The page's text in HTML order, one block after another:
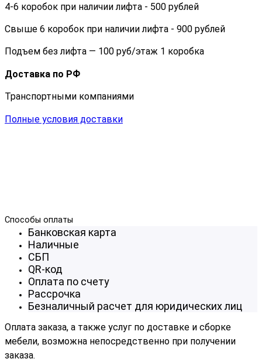
4-6 коробок при наличии лифта - 500 рублей
Свыше 6 коробок при наличии лифта - 900 рублей
Подъем без лифта — 100 руб/этаж 1 коробка
Доставка по РФ
Транспортными компаниями
Полные условия доставки
Способы оплаты
Банковская карта
Наличные
СБП
QR-код
Оплата по счету
Рассрочка
Безналичный расчет для юридических лиц
Оплата заказа, а также услуг по доставке и сборке
мебели, возможна непосредственно при получении
заказа.